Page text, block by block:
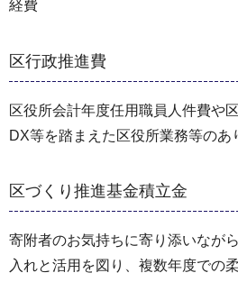
経費
区行政推進費
区役所会計年度任用職員人件費や
DX等を踏まえた区役所業務等の
区づくり推進基金積立金
寄附者のお気持ちに寄り添いなが
入れと活用を図り、複数年度での